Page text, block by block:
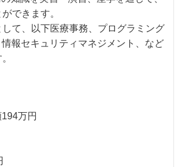
できます。
て、以下医療事務、プログラミング
報セキュリティマネジメント、など
万円